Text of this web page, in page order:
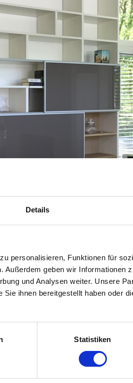
Details
personalisieren, Funktionen für
geben wir Informationen
und Analysen weiter. Unsere
ihnen bereitgestellt haben oder
Statistiken